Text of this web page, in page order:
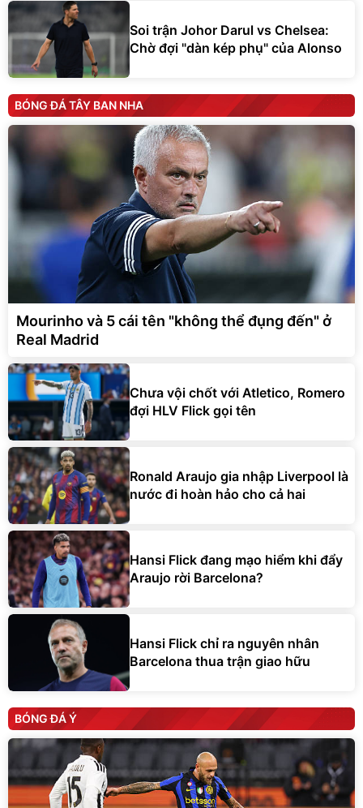
Soi trận Johor Darul vs Chelsea:
Chờ đợi "dàn kép phụ" của Alonso
BÓNG ĐÁ TÂY BAN NHA
Mourinho và 5 cái tên "không thể đụng đến" ở
Real Madrid
Chưa vội chốt với Atletico, Romero
đợi HLV Flick gọi tên
Ronald Araujo gia nhập Liverpool là
nước đi hoàn hảo cho cả hai
Hansi Flick đang mạo hiểm khi đẩy
Araujo rời Barcelona?
Hansi Flick chỉ ra nguyên nhân
Barcelona thua trận giao hữu
BÓNG ĐÁ Ý